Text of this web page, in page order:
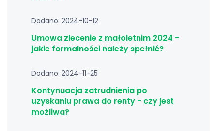
Dodano: 2024-10-12
Umowa zlecenie z małoletnim 2024 -
jakie formalności należy spełnić?
Dodano: 2024-11-25
Kontynuacja zatrudnienia po
uzyskaniu prawa do renty - czy jest
możliwa?